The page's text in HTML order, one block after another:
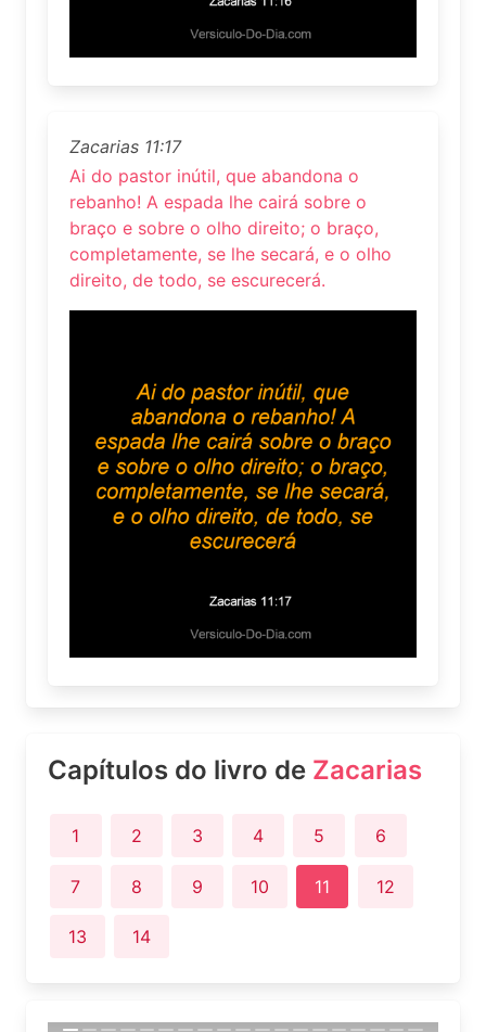
Zacarias 11:17
Ai do pastor inútil, que abandona o
rebanho! A espada lhe cairá sobre o
braço e sobre o olho direito; o braço,
completamente, se lhe secará, e o olho
direito, de todo, se escurecerá.
Capítulos do livro de Zacarias
1 2 3 4 5 6
7 8 9 10 11 12
13 14